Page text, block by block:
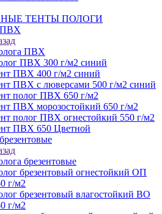
ТЕНТЫ ПОЛОГИ
ПВХ
ПВХ
ПВХ 300 г/м2 синий
ПВХ 400 г/м2 синий
ПВХ с люверсами 500 г/м2 синий
полог ПВХ 650 г/м2
ПВХ морозостойкий 650 г/м2
полог ПВХ огнестойкий 550 г/м2
ПВХ 650 Цветной
брезентовые
брезентовый огнестойкий ОП
г/м2
брезентовый влагостойкий ВО
г/м2